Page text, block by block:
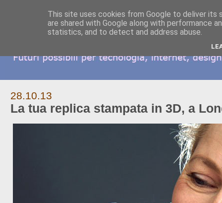
28.10.13
La tua replica stampata in 3D, a
This site uses cookies from Google to deliver its
are shared with Google along with performance
statistics, and to detect and address abuse.